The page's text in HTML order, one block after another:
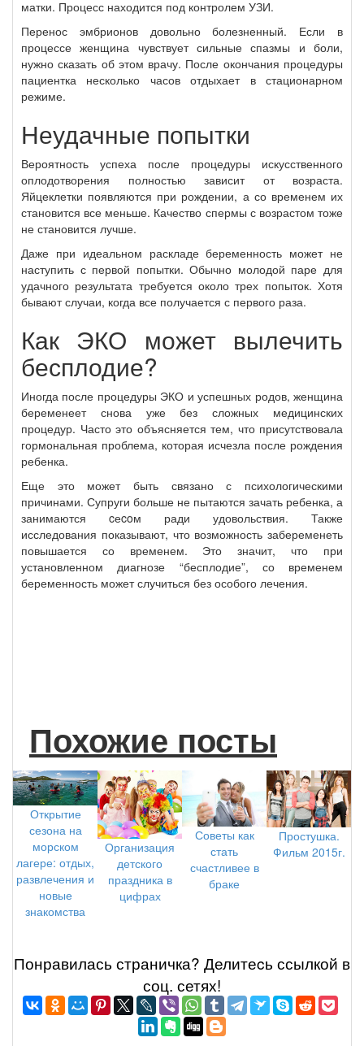
матки. Процесс находится под контролем УЗИ.
Перенос эмбрионов довольно болезненный. Если в
процессе женщина чувствует сильные спазмы и боли,
нужно сказать об этом врачу. После окончания процедуры
пациентка несколько часов отдыхает в стационарном
режиме.
Неудачные попытки
Вероятность успеха после процедуры искусственного
оплодотворения полностью зависит от возраста.
Яйцеклетки появляются при рождении, а со временем их
становится все меньше. Качество спермы с возрастом тоже
не становится лучше.
Даже при идеальном раскладе беременность может не
наступить с первой попытки. Обычно молодой паре для
удачного результата требуется около трех попыток. Хотя
бывают случаи, когда все получается с первого раза.
Как ЭКО может вылечить
бесплодие?
Иногда после процедуры ЭКО и успешных родов, женщина
беременеет снова уже без сложных медицинских
процедур. Часто это объясняется тем, что присутствовала
гормональная проблема, которая исчезла после рождения
ребенка.
Еще это может быть связано с психологическими
причинами. Супруги больше не пытаются зачать ребенка, а
занимаются cеcoм ради удовольствия. Также
исследования показывают, что возможность забеременеть
повышается со временем. Это значит, что при
установленном диагнозе “бесплодие”, со временем
беременность может случиться без особого лечения.
Похожие посты
Открытие
сезона на
морском
лагере: отдых,
развлечения и
новые
знакомства
Организация
детского
праздника в
цифрах
Советы как
стать
счастливее в
браке
Простушка.
Фильм 2015г.
Понравилась страничка? Делитеcь ссылкой в
соц. сетях!